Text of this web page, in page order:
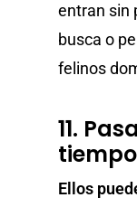
entran sin
busca o
felinos
11.
Ellos